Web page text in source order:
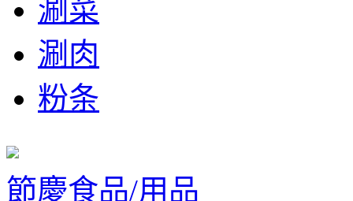
涮菜
涮肉
粉条
節慶食品/用品